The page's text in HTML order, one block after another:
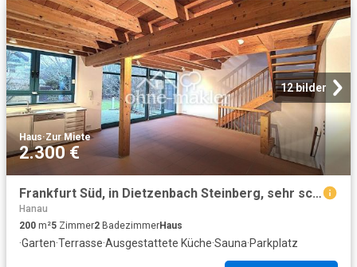
12 bilder
Haus·Zur Miete
2.300 €
Frankfurt Süd, in Dietzenbach Steinberg, sehr schönes Haus mit großem Garten, Garage, EBK und Sauna
Hanau
200 m²5 Zimmer2 BadezimmerHaus
·Garten·Terrasse·Ausgestattete Küche·Sauna·Parkplatz